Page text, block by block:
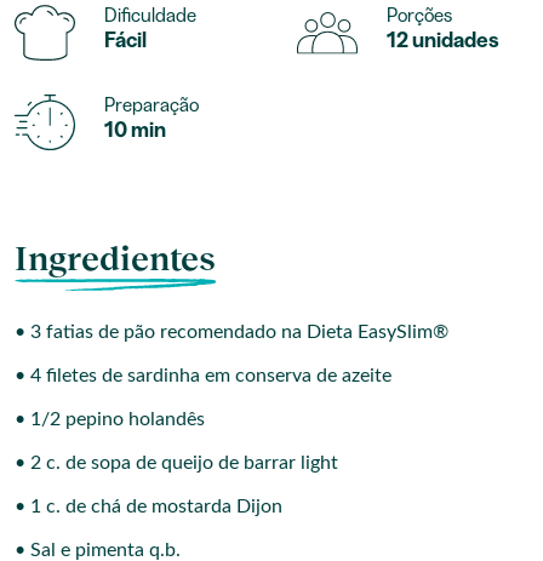
Dificuldade
Fácil
Porções
12 unidades
Preparação
10 min
Ingredientes
• 3 fatias de pão recomendado na Dieta EasySlim®
• 4 filetes de sardinha em conserva de azeite
• 1/2 pepino holandês
• 2 c. de sopa de queijo de barrar light
• 1 c. de chá de mostarda Dijon
• Sal e pimenta q.b.